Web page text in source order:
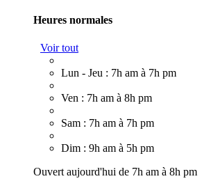
Heures normales
Voir tout
Lun - Jeu : 7h am à 7h pm
Ven : 7h am à 8h pm
Sam : 7h am à 7h pm
Dim : 9h am à 5h pm
Ouvert aujourd'hui de 7h am à 8h pm